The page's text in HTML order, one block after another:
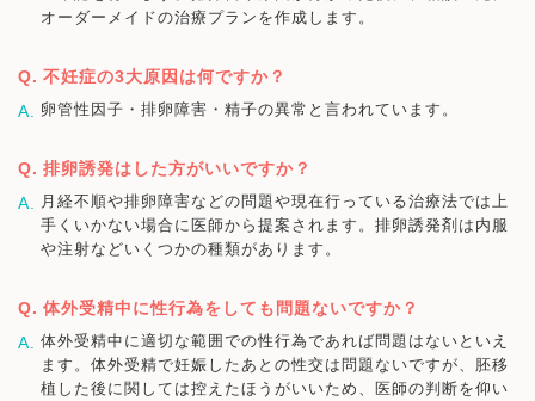
オーダーメイドの治療プランを作成します。
不妊症の3大原因は何ですか？
卵管性因子・排卵障害・精子の異常と言われています。
排卵誘発はした方がいいですか？
月経不順や排卵障害などの問題や現在行っている治療法では上
手くいかない場合に医師から提案されます。排卵誘発剤は内服
や注射などいくつかの種類があります。
体外受精中に性行為をしても問題ないですか？
体外受精中に適切な範囲での性行為であれば問題はないといえ
ます。体外受精で妊娠したあとの性交は問題ないですが、胚移
植した後に関しては控えたほうがいいため、医師の判断を仰い